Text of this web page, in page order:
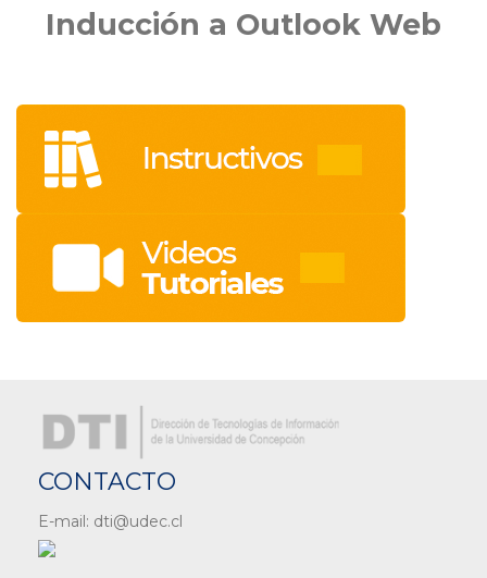
Inducción a Outlook Web
CONTACTO
E-mail: dti@udec.cl